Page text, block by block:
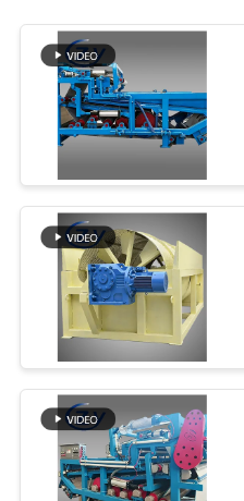
PLAN
DU
SITE
POLICY